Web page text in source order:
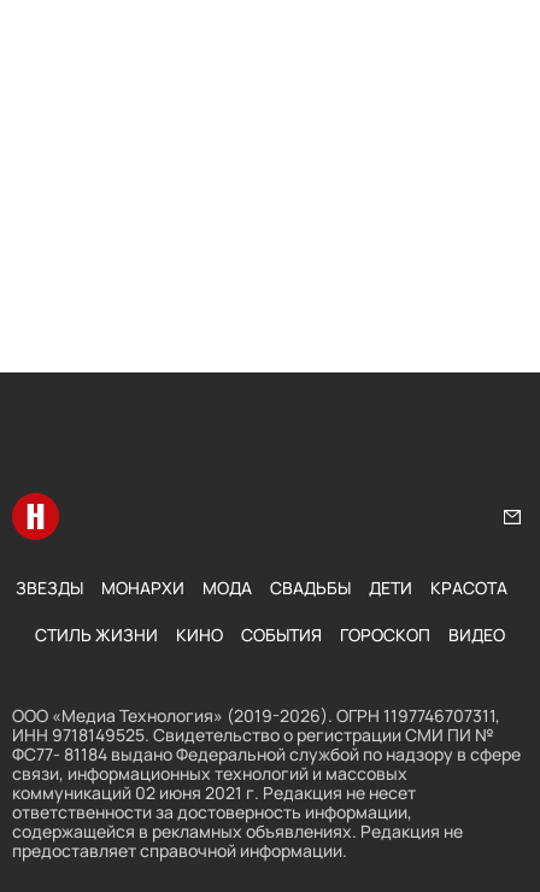
Перейти на главную
ЗВЕЗДЫ МОНАРХИ МОДА СВАДЬБЫ ДЕТИ КРАСОТА
СТИЛЬ ЖИЗНИ КИНО СОБЫТИЯ ГОРОСКОП ВИДЕО
ООО «Медиа Технология» (2019-2026). ОГРН 1197746707311,
ИНН 9718149525. Свидетельство о регистрации СМИ ПИ №
ФС77- 81184 выдано Федеральной службой по надзору в сфере
связи, информационных технологий и массовых
коммуникаций 02 июня 2021 г. Редакция не несет
ответственности за достоверность информации,
содержащейся в рекламных объявлениях. Редакция не
предоставляет справочной информации.